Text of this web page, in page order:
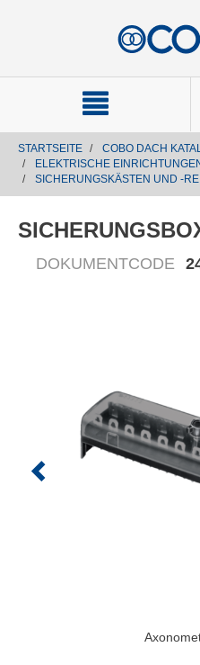
STARTSEITE
COBO DACH
ELEKTRISCHE
SICHERUNGSKÄSTEN UND -
DOKUMENTCODE